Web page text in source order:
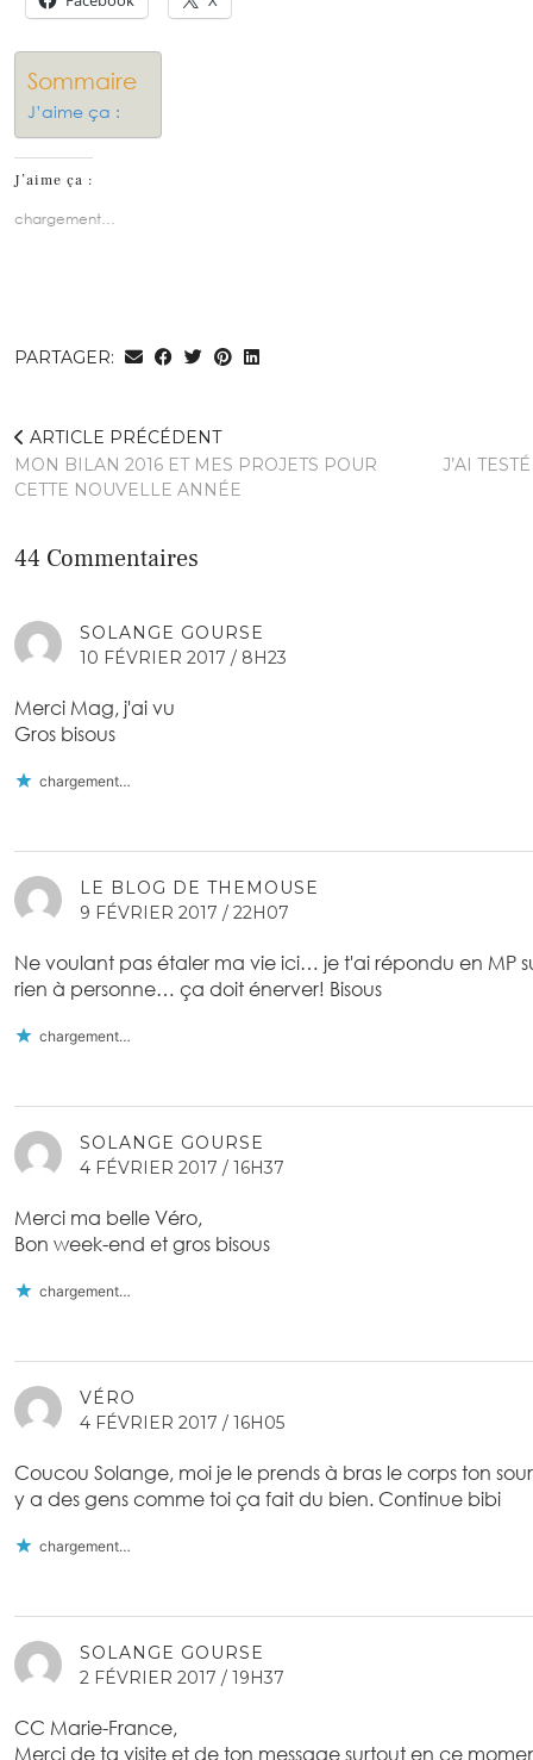
Sommaire
J’aime ça :
J’aime ça :
chargement…
PARTAGER:
ARTICLE PRÉCÉDENT
MON BILAN 2016 ET MES PROJETS POUR
CETTE NOUVELLE ANNÉE
J’AI
44 Commentaires
SOLANGE GOURSE
10 FÉVRIER 2017 / 8H23
Merci Mag, j'ai vu
Gros bisous
chargement…
LE BLOG DE THEMOUSE
9 FÉVRIER 2017 / 22H07
Ne voulant pas étaler ma vie ici… je t'ai répondu en MP
rien à personne… ça doit énerver! Bisous
chargement…
SOLANGE GOURSE
4 FÉVRIER 2017 / 16H37
Merci ma belle Véro,
Bon week-end et gros bisous
chargement…
VÉRO
4 FÉVRIER 2017 / 16H05
Coucou Solange, moi je le prends à bras le corps ton
y a des gens comme toi ça fait du bien. Continue bibi
chargement…
SOLANGE GOURSE
2 FÉVRIER 2017 / 19H37
CC Marie-France,
Merci de ta visite et de ton message surtout en ce